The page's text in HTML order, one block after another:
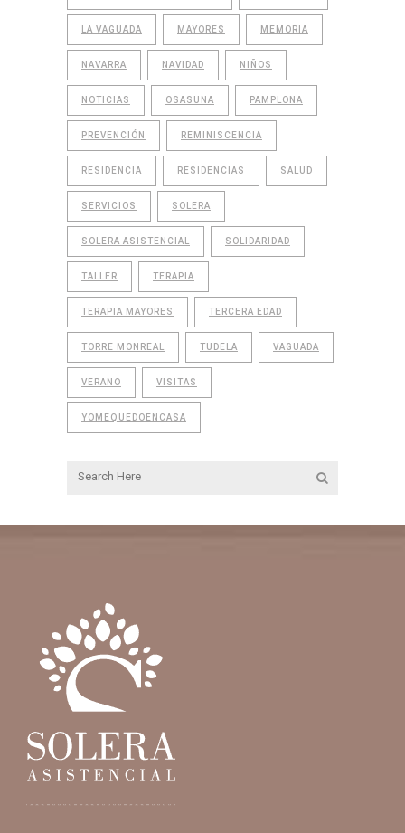
LA VAGUADA MAYORES MEMORIA
NAVARRA NAVIDAD NIÑOS
NOTICIAS OSASUNA PAMPLONA
PREVENCIÓN REMINISCENCIA
RESIDENCIA RESIDENCIAS SALUD
SERVICIOS SOLERA
SOLERA ASISTENCIAL SOLIDARIDAD
TALLER TERAPIA
TERAPIA MAYORES TERCERA EDAD
TORRE MONREAL TUDELA VAGUADA
VERANO VISITAS
YOMEQUEDOENCASA